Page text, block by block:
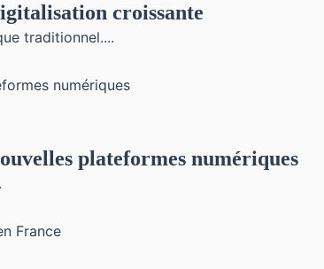
croissante
traditionnel....
plateformes numériques